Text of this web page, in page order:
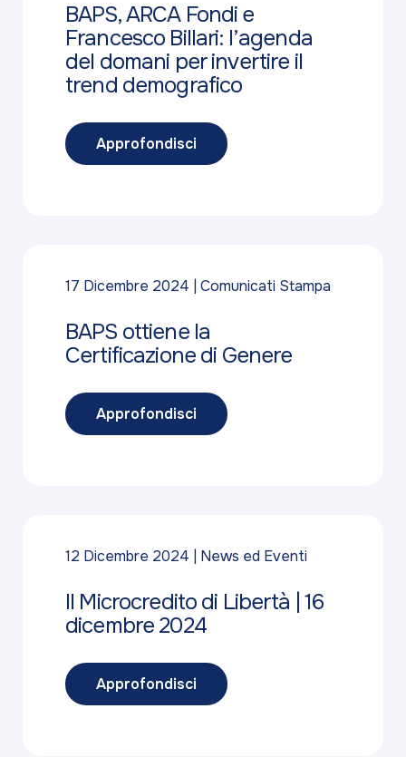
BAPS, ARCA Fondi e
Francesco Billari: l’agenda
del domani per invertire il
trend demografico
Approfondisci
17 Dicembre 2024 Comunicati Stampa
BAPS ottiene la
Certificazione di Genere
Approfondisci
12 Dicembre 2024 News ed Eventi
Il Microcredito di Libertà | 16
dicembre 2024
Approfondisci